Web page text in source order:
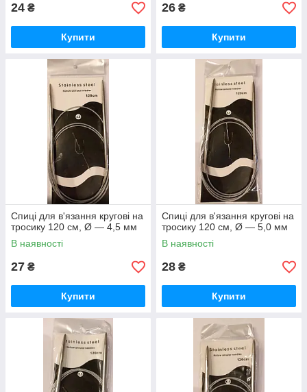
24 ₴
Купити
26 ₴
Купити
Спиці для в'язання кругові на
тросику 120 см, Ø — 4,5 мм
В наявності
27 ₴
Купити
Спиці для в'язання кругові на
тросику 120 см, Ø — 5,0 мм
В наявності
28 ₴
Купити